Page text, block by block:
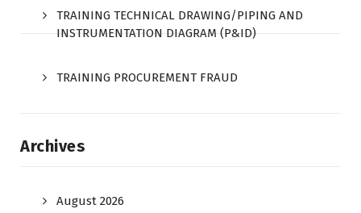
TRAINING TECHNICAL DRAWING/PIPING AND
INSTRUMENTATION DIAGRAM (P&ID)
TRAINING PROCUREMENT FRAUD
Archives
August 2026